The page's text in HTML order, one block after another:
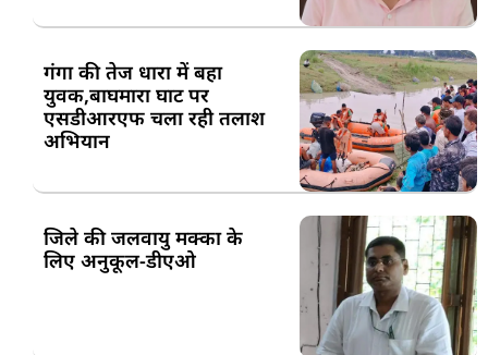
गंगा की तेज धारा में बहा
युवक,बाघमारा घाट पर
एसडीआरएफ चला रही तलाश
अभियान
जिले की जलवायु मक्का के
लिए अनुकूल-डीएओ